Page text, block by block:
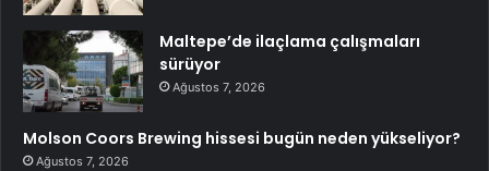
Maltepe’de ilaçlama çalışmaları
sürüyor
Ağustos 7, 2026
Molson Coors Brewing hissesi bugün neden yükseliyor?
Ağustos 7, 2026